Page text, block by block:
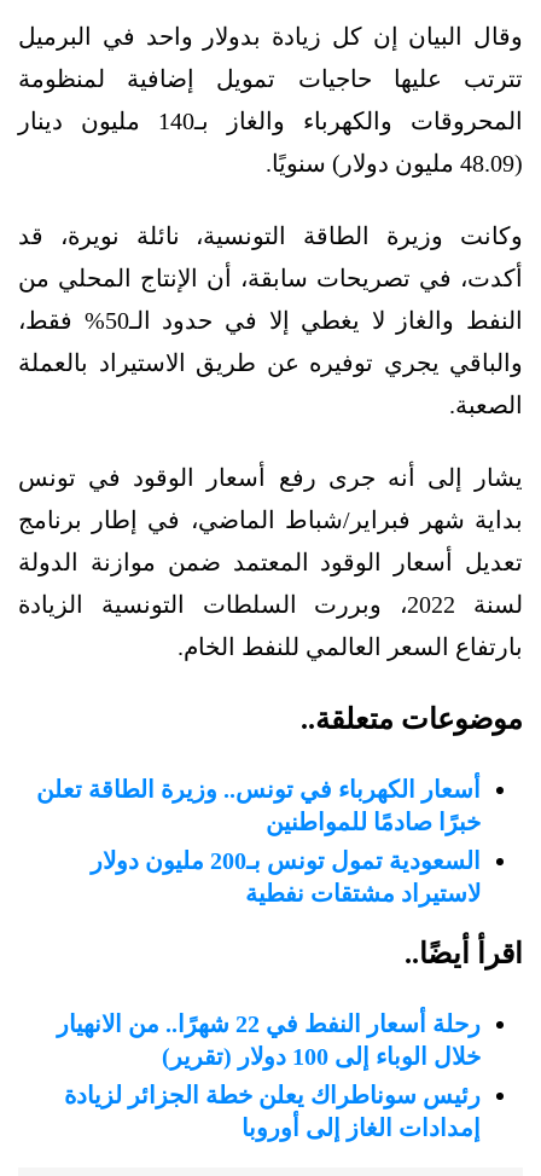
وقال البيان إن كل زيادة بدولار واحد في البرميل
تترتب عليها حاجيات تمويل إضافية لمنظومة
المحروقات والكهرباء والغاز بـ140 مليون دينار
(48.09 مليون دولار) سنويًا.
وكانت وزيرة الطاقة التونسية، نائلة نويرة، قد
أكدت، في تصريحات سابقة، أن الإنتاج المحلي من
النفط والغاز لا يغطي إلا في حدود الـ50% فقط،
والباقي يجري توفيره عن طريق الاستيراد بالعملة
الصعبة.
يشار إلى أنه جرى رفع أسعار الوقود في تونس
بداية شهر فبراير/شباط الماضي، في إطار برنامج
تعديل أسعار الوقود المعتمد ضمن موازنة الدولة
لسنة 2022، وبررت السلطات التونسية الزيادة
بارتفاع السعر العالمي للنفط الخام.
موضوعات متعلقة..
أسعار الكهرباء في تونس.. وزيرة الطاقة تعلن
خبرًا صادمًا للمواطنين
السعودية تمول تونس بـ200 مليون دولار
لاستيراد مشتقات نفطية
اقرأ أيضًا..
رحلة أسعار النفط في 22 شهرًا.. من الانهيار
خلال الوباء إلى 100 دولار (تقرير)
رئيس سوناطراك يعلن خطة الجزائر لزيادة
إمدادات الغاز إلى أوروبا